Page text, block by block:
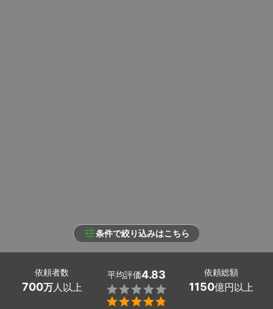
条件で絞り込みはこちら
依頼者数
700万人以上
平均評価4.83


依頼総額
1150億円以上